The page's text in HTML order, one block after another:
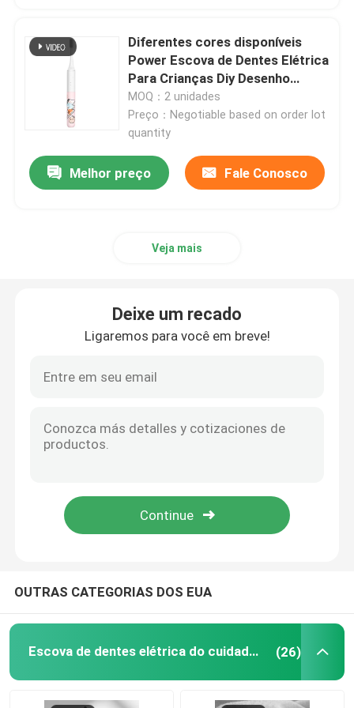
escova de dentes elétrica recarregável
Escova de dentes elétrica adulta
Escova de dentes elétrica das crianças
Sonic Electric Toothbrush
Escova de dentes elétrica esperta
Diferentes cores disponíveis
Power Escova de Dentes Elétrica
Para Crianças Diy Desenho
Animado Escova de Dentes
MOQ：2 unidades
Preço：Negotiable based on order lot
quantity
Melhor preço Fale Conosco
Veja mais
Deixe um recado
Ligaremos para você em breve!
OUTRAS CATEGORIAS DOS EUA
Escova de dentes elétrica do cuidado oral (26)